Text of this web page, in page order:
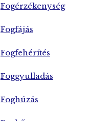
Fogérzékenység
Fogfájás
Fogfehérítés
Foggyulladás
Foghúzás